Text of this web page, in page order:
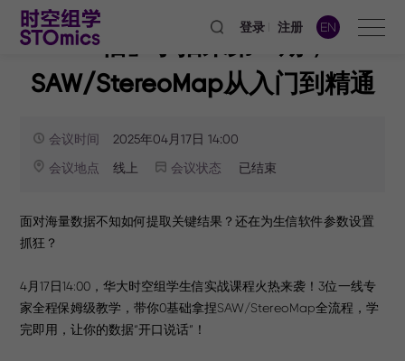
登录 注册 EN
「信」手拈来第一期，
SAW/StereoMap从入门到精通
会议时间 2025年04月17日 14:00
会议地点 线上 会议状态 已结束
面对海量数据不知如何提取关键结果？还在为生信软件参数设置
抓狂？
4月17日14:00，华大时空组学生信实战课程火热来袭！3位一线专
家全程保姆级教学，带你0基础拿捏SAW/StereoMap全流程，学
完即用，让你的数据“开口说话”！